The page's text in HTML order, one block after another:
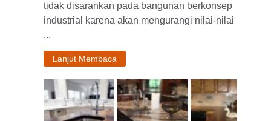
tidak disarankan pada bangunan berkonsep
industrial karena akan mengurangi nilai-nilai
...
Lanjut Membaca